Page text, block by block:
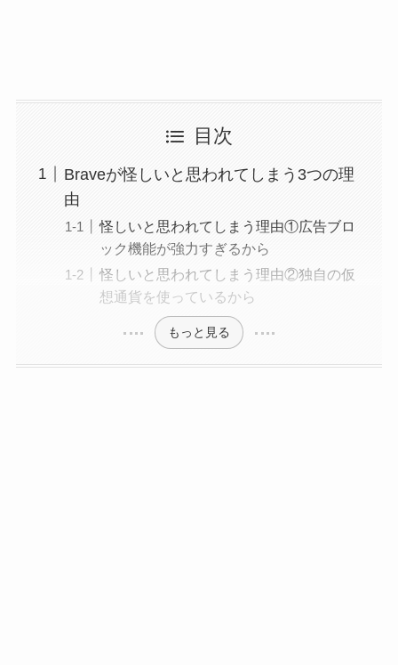
目次
Braveが怪しいと思われてしまう3つの理
由
怪しいと思われてしまう理由①広告ブロ
ック機能が強力すぎるから
怪しいと思われてしまう理由②独自の仮
想通貨を使っているから
もっと見る